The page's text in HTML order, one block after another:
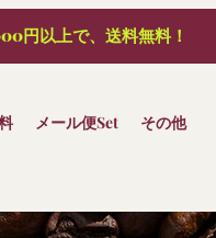
円以上で、送料無料！
メール便Set その他